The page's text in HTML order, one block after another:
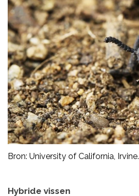
Bron: University of California, Irvine.
Hybride vissen